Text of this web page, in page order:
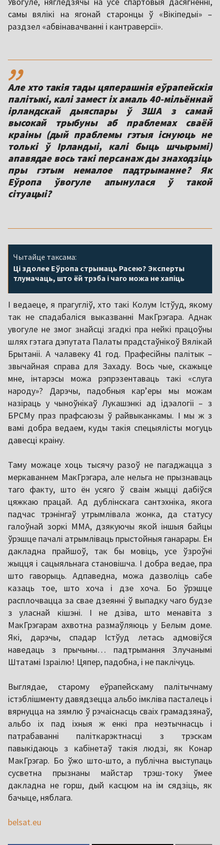
самы вялікі на ягонай старонцы ў «Вікіпедыі» –
раздзел «абвінавачванні і кантраверсіі».
,,
Але хто такія тады цяперашнія еўрапейскія
палітыкі, калі замест іх амаль 40-мільённай
ірландскай дыяспары ў ЗША з самай
высокай трыбуны аб праблемах сваёй
краіны (дый праблемы гэтыя існуюць не
толькі ў Ірландыі, калі быць шчырымі)
апавядае вось такі персанаж ды знаходзіць
пры гэтым немалое падтрыманне? Як
Еўропа ўвогуле апынулася ў такой
сітуацыі?
Чытайце таксама:
Ці здолее Еўропа стрымаць Расею? Эксперты
тлумачаць, што ёй трэба і чаго можа не хапіць
І ведаеце, я прагугліў, хто такі Колум Істўуд, якому
так не спадабаліся выказванні МакГрэгара. Аднак
увогуле не змог знайсці згадкі пра нейкі працоўны
шлях гэтага дэпутата Палаты прадстаўнікоў Вялікай
Брытаніі. А чалавеку 41 год. Прафесійны палітык –
звычайная справа для Захаду. Вось чые, скажыце
мне, інтарэсы можа рэпрэзентаваць такі «слуга
народу»? Дарэчы, падобныя кар’еры мы можам
назіраць у чыноўнікаў Лукашэнкі ад ідэалогіі – з
БРСМу праз прафсаюзы ў райвыканкамы. І мы ж з
вамі добра ведаем, куды такія спецыялісты могуць
давесці краіну.
Таму можаце хоць тысячу разоў не пагаджацца з
меркаваннем МакГрэгара, але нельга не прызнаваць
таго факту, што ён усяго ў сваім жыцці дабіўся
цяжкаю працай. Ад дублінскага сантэхніка, якога
падчас трэнінгаў утрымлівала жонка, да статусу
галоўнай зоркі ММА, дзякуючы якой іншыя байцы
ўрэшце пачалі атрымліваць прыстойныя ганарары. Ён
дакладна прайшоў, так бы мовіць, усе ўзроўні
жыцця і сацыяльнага становішча. І добра ведае, пра
што гаворыць. Адпаведна, можа дазволіць сабе
казаць тое, што хоча і дзе хоча. Бо ўрэшце
расплочвацца за свае дзеянні ў выпадку чаго будзе
з уласнай кішэні. І не дзіва, што менавіта з
МакГрэгарам ахвотна размаўляюць у Белым доме.
Які, дарэчы, спадар Істўуд летась адмовіўся
наведаць з прычыны… падтрымання Злучанымі
Штатамі Ізраілю! Цяпер, падобна, і не паклічуць.
Выглядае, старому еўрапейскаму палітычнаму
істэблішменту давядзецца альбо імкліва пасталець і
вярнуцца на зямлю ў рэчаіснасць сваіх грамадзянаў,
альбо іх пад іхныя ж енкі пра неэтычнасць і
патрабаванні паліткарэктнасці з трэскам
павыкідаюць з кабінетаў такія людзі, як Конар
МакГрэгар. Бо ўжо што-што, а публічна выступаць
сусветна прызнаны майстар трэш-току ўмее
дакладна не горш, дый касцюм на ім сядзіць, як
бачыце, няблага.
belsat.eu